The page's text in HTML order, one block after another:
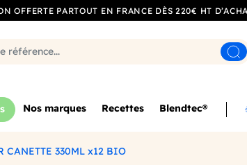
OFFERTE PARTOUT EN FRANCE DÈS 220€ HT
Nos marques Recettes Blendtec®
CANETTE 330ML x12 BIO